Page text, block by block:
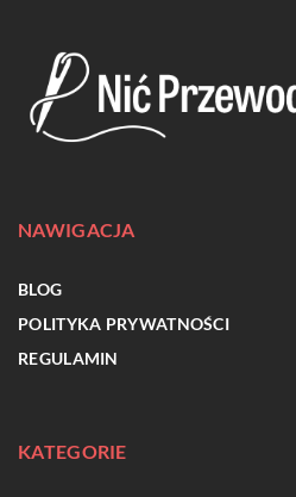
NAWIGACJA
BLOG
POLITYKA PRYWATNOŚCI
REGULAMIN
KATEGORIE